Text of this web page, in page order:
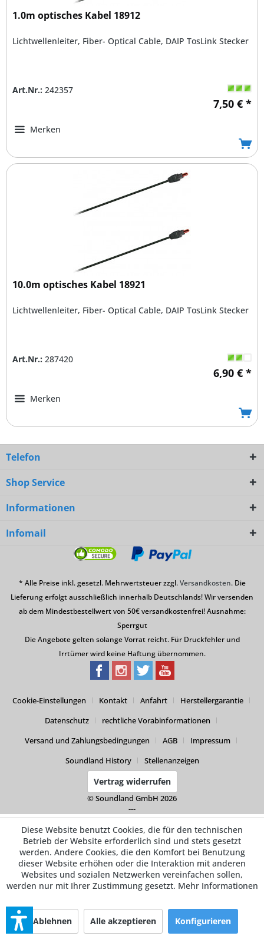
1.0m optisches Kabel 18912
Lichtwellenleiter, Fiber- Optical Cable, DAIP TosLink Stecker
Art.Nr.: 242357
7,50 € *
Merken
10.0m optisches Kabel 18921
Lichtwellenleiter, Fiber- Optical Cable, DAIP TosLink Stecker
Art.Nr.: 287420
6,90 € *
Merken
Telefon
Shop Service
Informationen
Infomail
* Alle Preise inkl. gesetzl. Mehrwertsteuer zzgl.Versandkosten. Die
Lieferung erfolgt ausschließlich innerhalb Deutschlands! Wir versenden
ab dem Mindestbestellwert von 50€ versandkostenfrei! Ausnahme:
Sperrgut
Die Angebote gelten solange Vorrat reicht. Für Druckfehler und
Irrtümer wird keine Haftung übernommen.
Cookie-Einstellungen Kontakt Anfahrt
Herstellergarantie
Datenschutz
rechtliche Vorabinformationen
Versand und Zahlungsbedingungen
AGB
Impressum
Soundland History
Stellenanzeigen
Vertrag widerrufen
© Soundland GmbH 2026
---
Diese Website benutzt Cookies, die für den technischen
Betrieb der Website erforderlich sind und stets gesetzt
werden. Andere Cookies, die den Komfort bei Benutzung
dieser Website erhöhen oder die Interaktion mit anderen
Websites und sozialen Netzwerken vereinfachen sollen,
werden nur mit Ihrer Zustimmung gesetzt. Mehr Informationen
Ablehnen Alle akzeptieren Konfigurieren